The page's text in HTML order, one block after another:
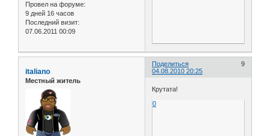
Провел на форуме:
9 дней 16 часов
Последний визит:
07.06.2011 00:09
Поделиться
9
04.08.2010 20:25
italiano
Местный житель
Крутата!
0